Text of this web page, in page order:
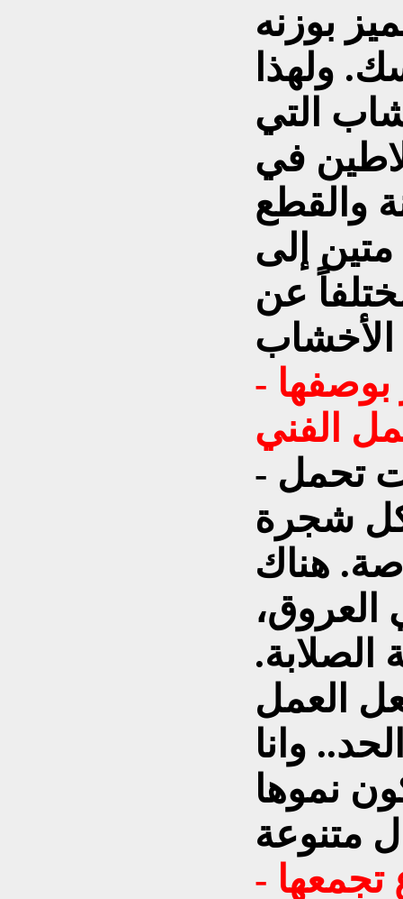
بوزنه
ولهذا
التي
في
والقطع
إلى
عن
- يبدو أنك تنظر إلى الأشجار بوصفها
- بالتأكيد. أنا أراها كائنات تحمل
شجرة
هناك
العروق،
العمل
وانا
نموها
- اي الانواع تتوفر، اي الانواع تجمعها